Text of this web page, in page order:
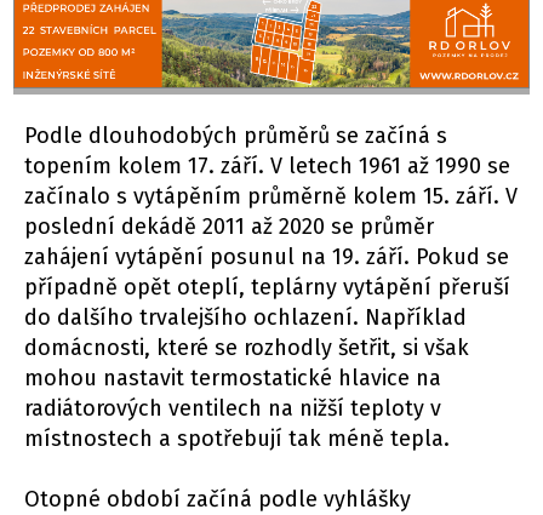
Podle dlouhodobých průměrů se začíná s
topením kolem 17. září. V letech 1961 až 1990 se
začínalo s vytápěním průměrně kolem 15. září. V
poslední dekádě 2011 až 2020 se průměr
zahájení vytápění posunul na 19. září. Pokud se
případně opět oteplí, teplárny vytápění přeruší
do dalšího trvalejšího ochlazení. Například
domácnosti, které se rozhodly šetřit, si však
mohou nastavit termostatické hlavice na
radiátorových ventilech na nižší teploty v
místnostech a spotřebují tak méně tepla.
Otopné období začíná podle vyhlášky